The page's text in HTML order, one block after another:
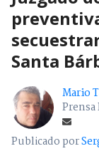
Santa
Mario
Publicado por